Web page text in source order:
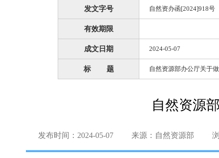
发文字号 自然资办函[2024]918号
有效期限
成文日期 2024-05-07
标 题 自然资源部办公厅关于
自然资源
发布时间：2024-05-07 来源：自然资源部